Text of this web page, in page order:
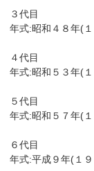
３代目
年式:昭和４８年(
４代目
年式:昭和５３年(
５代目
年式:昭和５７年(
６代目
年式:平成９年(１